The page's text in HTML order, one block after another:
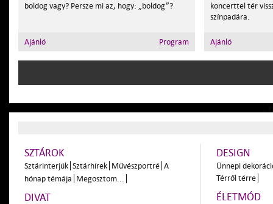
boldog vagy? Persze mi az, hogy: „boldog”?
Ajánló Program
koncerttel tér
színpadára.
Ajánló
SZTÁROK
Sztárinterjúk Sztárhírek Művészportré A
hónap témája Megosztom...
DIVAT
DESIGN
Ünnepi
Térről térre
ÉLETMÓD